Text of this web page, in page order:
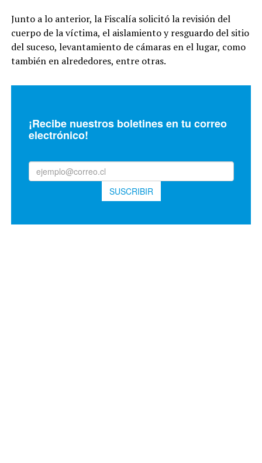
Junto a lo anterior, la Fiscalía solicitó la revisión del
cuerpo de la víctima, el aislamiento y resguardo del sitio
del suceso, levantamiento de cámaras en el lugar, como
también en alrededores, entre otras.